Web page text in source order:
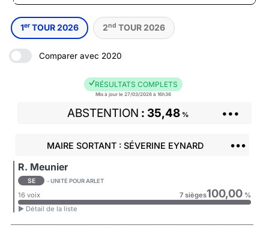
1er TOUR 2026 2nd TOUR 2026
Comparer avec 2020
RÉSULTATS COMPLETS
Mis à jour le 27/03/2026 à 16h36
ABSTENTION 35,48 % •••
MAIRE SORTANT : SÉVERINE EYNARD •••
R. Meunier
SE - UNITÉ POUR ARLET
16 voix 7 sièges100,00%
► Détail de la liste